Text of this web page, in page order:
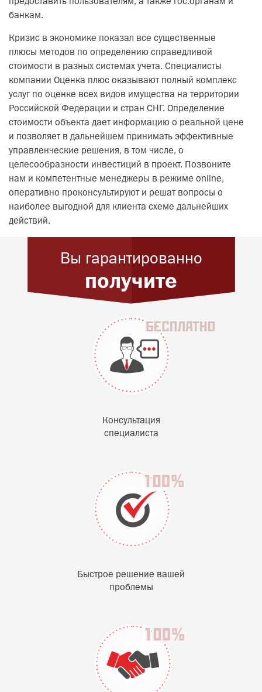
предоставить пользователям, а также гос.органам и
банкам.
Кризис в экономике показал все существенные
плюсы методов по определению справедливой
стоимости в разных системах учета. Специалисты
компании Оценка плюс оказывают полный комплекс
услуг по оценке всех видов имущества на территории
Российской Федерации и стран СНГ. Определение
стоимости объекта дает информацию о реальной цене
и позволяет в дальнейшем принимать эффективные
управленческие решения, в том числе, о
целесообразности инвестиций в проект. Позвоните
нам и компетентные менеджеры в режиме online,
оперативно проконсультируют и решат вопросы о
наиболее выгодной для клиента схеме дальнейших
действий.
Вы гарантированно
получите
Консультация
специалиста
Быстрое решение вашей
проблемы